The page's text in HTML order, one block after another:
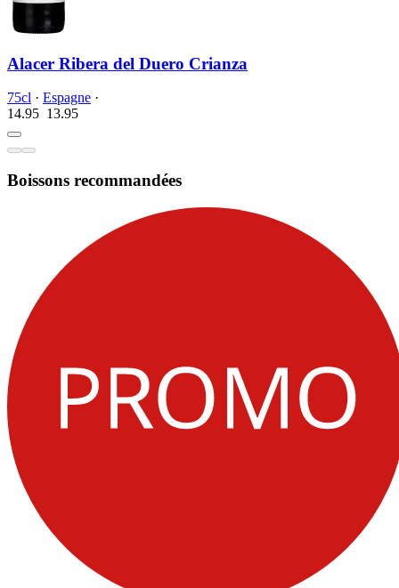
Alacer Ribera del Duero Crianza
75cl · Espagne ·
14.95 13.95
Boissons recommandées